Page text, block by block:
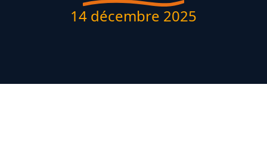
14 décembre 2025